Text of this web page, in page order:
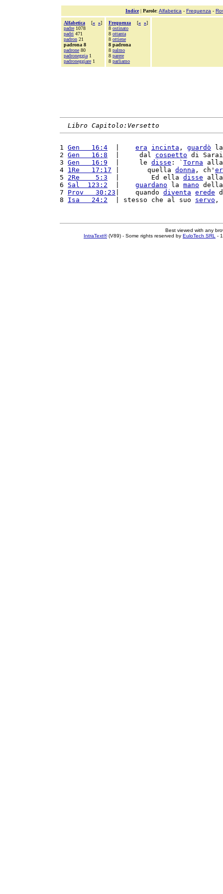
Indice| Parole: Alfabetica - Frequenza -
Alfabetica [« »]
padre 1078
padri 471
padron 21
padrona 8
padrone 80
padroneggia 1
padroneggiare 1
Frequenza [« »]
8 ostinato
8 ottanta
8 ottiene
8 padrona
8 palmo
8 parere
8 parliamo
Libro Capitolo:Versetto
1 Gen   16:4 era incinta , guardò
2 Gen   16:8
  |     dal
cospetto di
3 Gen   16:9
  |     le
disse : ` Torna
4 1Re   17:17 |       quella donna , ch'
5 2Re    5:3
  |        Ed ella
disse
6 Sal  123:2 guardano la mano
7 Prov   30:23 |    quando diventa erede
8 Isa   24:2
  | stesso che al suo
servo ,
Best viewed with any
IntraText®(V89) - Some rights reserved by EuloTech SRL -